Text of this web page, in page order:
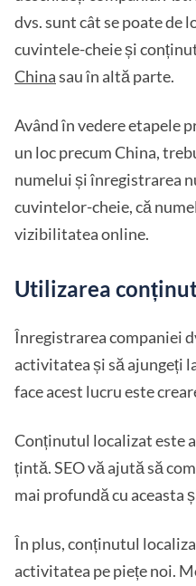
dvs. sunt cât se poate de
cuvintele-cheie și
Chinasau în altă parte.
Având în vedere etapele
un loc precum China,
numelui și înregistrarea
cuvintelor-cheie, că
vizibilitatea online.
Utilizarea
Înregistrarea companiei
activitatea și să ajungeți
face acest lucru este
Conținutul localizat este
țintă. SEO vă ajută să
mai profundă cu aceasta
În plus, conținutul
activitatea pe piețe noi.